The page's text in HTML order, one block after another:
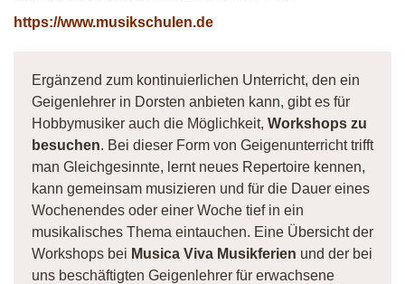
https://www.musikschulen.de
Ergänzend zum kontinuierlichen Unterricht, den ein
Geigenlehrer in Dorsten anbieten kann, gibt es für
Hobbymusiker auch die Möglichkeit, Workshops zu
besuchen. Bei dieser Form von Geigenunterricht trifft
man Gleichgesinnte, lernt neues Repertoire kennen,
kann gemeinsam musizieren und für die Dauer eines
Wochenendes oder einer Woche tief in ein
musikalisches Thema eintauchen. Eine Übersicht der
Workshops bei Musica Viva Musikferien und der bei
uns beschäftigten Geigenlehrer für erwachsene